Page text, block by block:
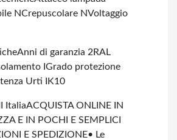
NCrepuscolare NVoltaggio
Anni di garanzia 2 RAL
I Grado protezione
Urti IK10
ItaliaACQUISTA ONLINE IN
E IN POCHI E SEMPLICI
E SPEDIZIONE• Le